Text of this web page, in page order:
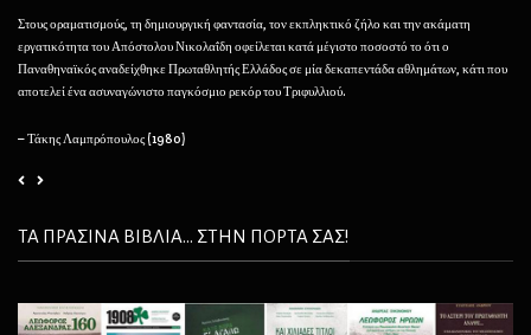
Στους οραματισμούς, τη δημιουργική φαντασία, τον εκπληκτικό ζήλο και την ακάματη
εργατικότητα του Απόστολου Νικολαΐδη οφείλεται κατά μέγιστο ποσοστό το ότι ο
Παναθηναϊκός αναδείχθηκε Πρωταθλητής Ελλάδος σε μία δεκαπεντάδα αθλημάτων, κάτι που
αποτελεί ένα ασυναγώνιστο παγκόσμιο ρεκόρ του Τριφυλλιού.
– Τάκης Λαμπρόπουλος (1980)
ΤΑ ΠΡΑΣΙΝΑ ΒΙΒΛΙΑ... ΣΤΗΝ ΠΟΡΤΑ ΣΑΣ!